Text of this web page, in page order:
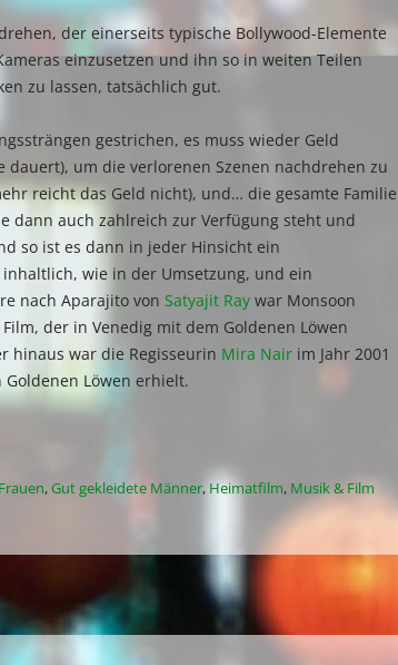
der einerseits typische Bollywood-Elemente
einzusetzen und ihn so in weiten Teilen
zu lassen, tatsächlich gut.
gestrichen, es muss wieder Geld
um die verlorenen Szenen nachdrehen zu
reicht das Geld nicht), und… die gesamte Familie
dann auch zahlreich zur Verfügung steht und
so ist es dann in jeder Hinsicht ein
wie in der Umsetzung, und ein
nach Aparajito von Satyajit Ray war Monsoon
der in Venedig mit dem Goldenen Löwen
hinaus war die Regisseurin Mira Nair im Jahr 2001
Löwen erhielt.
,Gut gekleidete Männer, Heimatfilm, Musik & Film